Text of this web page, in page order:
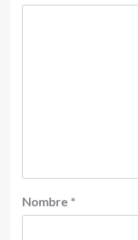
Nombre *